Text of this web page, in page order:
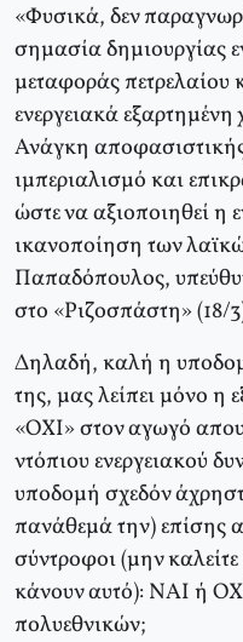
«Φυσικά, δεν
σημασία δημιουργίας
μεταφοράς πετρελαίου
ενεργειακά
Ανάγκη
ιμπεριαλισμό και
ώστε να αξιοποιηθεί η
ικανοποίηση των
Παπαδόπουλος,
στο «Ριζοσπάστη» (18/
Δηλαδή, καλή η
της, μας λείπει μόνο η
«ΟΧΙ» στον αγωγό
ντόπιου ενεργειακού
υποδομή σχεδόν
πανάθεμά την) επίσης
σύντροφοι (μην
κάνουν αυτό): ΝΑΙ ή
πολυεθνικών;